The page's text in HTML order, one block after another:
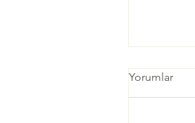
Yorumlar